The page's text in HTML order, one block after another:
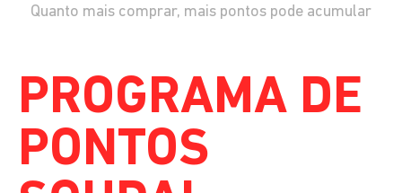
Quanto mais comprar, mais pontos pode acumular
PROGRAMA DE
PONTOS